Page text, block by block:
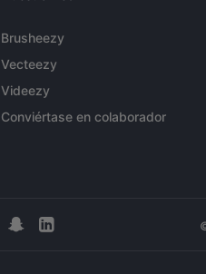
Brusheezy
Vecteezy
Videezy
Conviértase en colaborador